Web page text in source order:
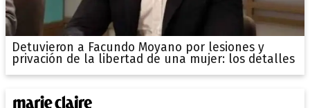
Detuvieron a Facundo Moyano por lesiones y
privación de la libertad de una mujer: los detalles